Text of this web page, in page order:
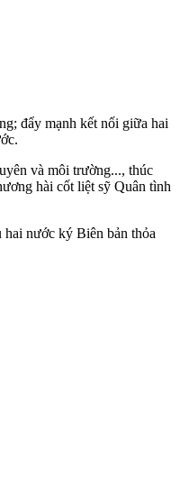
đẩy mạnh kết nối giữa hai
và môi trường..., thúc
hài cốt liệt sỹ Quân tình
nước ký Biên bản thỏa